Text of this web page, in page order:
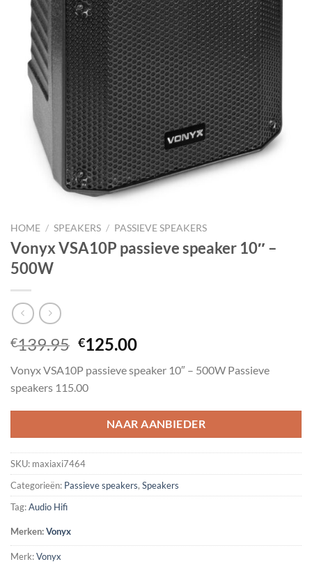
HOME / SPEAKERS / PASSIEVE SPEAKERS
Vonyx VSA10P passieve speaker 10″ –
500W
€139.95 Oorspronkelijke
was:
€139.95.
€125.00Huidige
is:
Vonyx VSA10P passieve speaker 10″ – 500W Passieve
speakers 115.00
NAAR AANBIEDER
SKU: maxiaxi7464
Categorieën: Passieve speakers, Speakers
Tag:Audio Hifi
Merken:Vonyx
Merk:Vonyx